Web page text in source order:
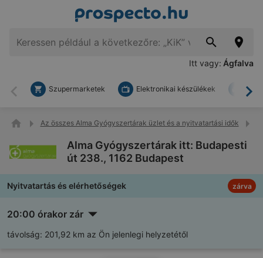
Itt vagy: Ágfalva
Vissza
Szupermarketek Elektronikai készülékek
Az összes Alma Gyógyszertárak üzlet és a nyitvatartási idők
Alma Gyógyszertárak itt: Budapesti
út 238., 1162 Budapest
Nyitvatartás és elérhetőségek zárva
20:00 órakor zár
távolság: 201,92 km az Ön jelenlegi helyzetétől